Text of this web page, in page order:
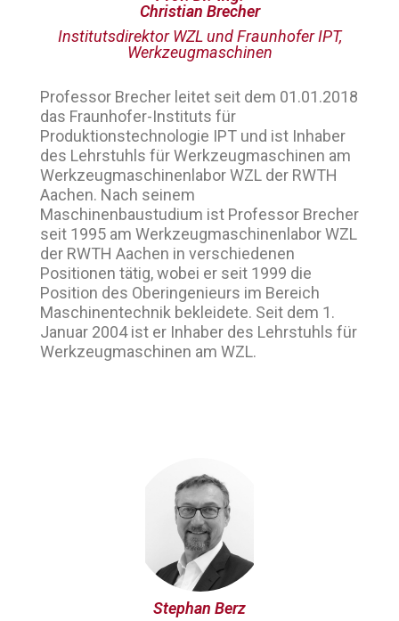
Professor Brecher leitet seit dem 01.01.2018
das Fraunhofer-Instituts für
Produktionstechnologie IPT und ist Inhaber
des Lehrstuhls für Werkzeugmaschinen am
Werkzeugmaschinenlabor WZL der RWTH
Aachen. Nach seinem
Maschinenbaustudium ist Professor Brecher
seit 1995 am Werkzeugmaschinenlabor WZL
der RWTH Aachen in verschiedenen
Positionen tätig, wobei er seit 1999 die
Position des Oberingenieurs im Bereich
Maschinentechnik bekleidete. Seit dem 1.
Januar 2004 ist er Inhaber des Lehrstuhls für
Werkzeugmaschinen am WZL.
Christian Brecher
Institutsdirektor WZL und Fraunhofer IPT,
Werkzeugmaschinen
Stephan Berz